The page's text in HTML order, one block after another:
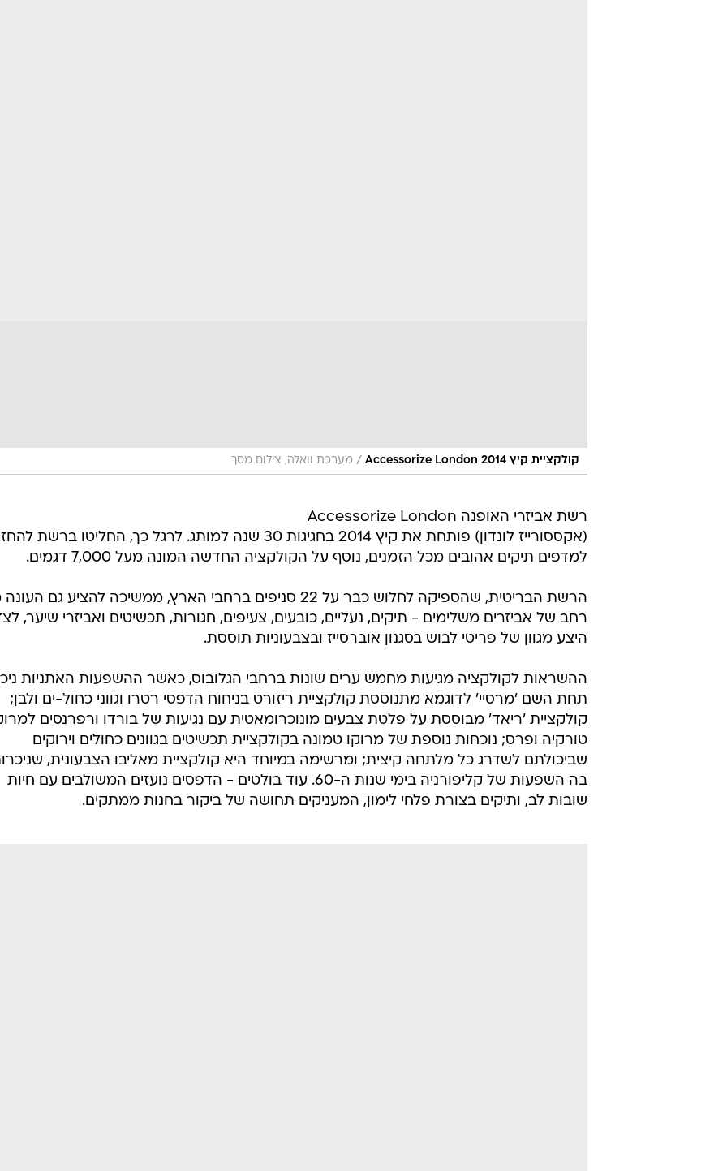
קולקציית קיץ 2014 Accessorize London / מערכת וואלה, צילום מסך
רשת אביזרי האופנה Accessorize London
(אקססורייז לונדון) פותחת את קיץ 2014 בחגיגות 30 שנה למותג. לרגל כך, החליטו ברשת
למדפים תיקים אהובים מכל הזמנים, נוסף על הקולקציה החדשה המונה מעל 7,000 דגמים.
הרשת הבריטית, שהספיקה לחלוש כבר על 22 סניפים ברחבי הארץ, ממשיכה להציע גם
רחב של אביזרים משלימים - תיקים, נעליים, כובעים, צעיפים, חגורות, תכשיטים ואביזרי שיער,
היצע מגוון של פריטי לבוש בסגנון אוברסייז ובצבעוניות תוססת.
ההשראות לקולקציה מגיעות מחמש ערים שונות ברחבי הגלובוס, כאשר ההשפעות האתניות
תחת השם 'מרסיי' לדוגמא מתנוססת קולקציית ריזורט בניחוח הדפסי רטרו וגווני כחול-ים ולבן;
קולקציית 'ריאד' מבוססת על פלטת צבעים מונוכרומאטית עם נגיעות של בורדו ורפרנסים
טורקיה ופרס; נוכחות נוספת של מרוקו טמונה בקולקציית תכשיטים בגוונים כחולים וירוקים
שביכולתם לשדרג כל מלתחה קיצית; ומרשימה במיוחד היא קולקציית מאליבו הצבעונית,
בה השפעות של קליפורניה בימי שנות ה-60. עוד בולטים - הדפסים נועזים המשולבים עם חיות
שובות לב, ותיקים בצורת פלחי לימון, המעניקים תחושה של ביקור בחנות ממתקים.